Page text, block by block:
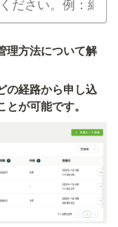
理方法について解
の経路から申し込
が可能です。